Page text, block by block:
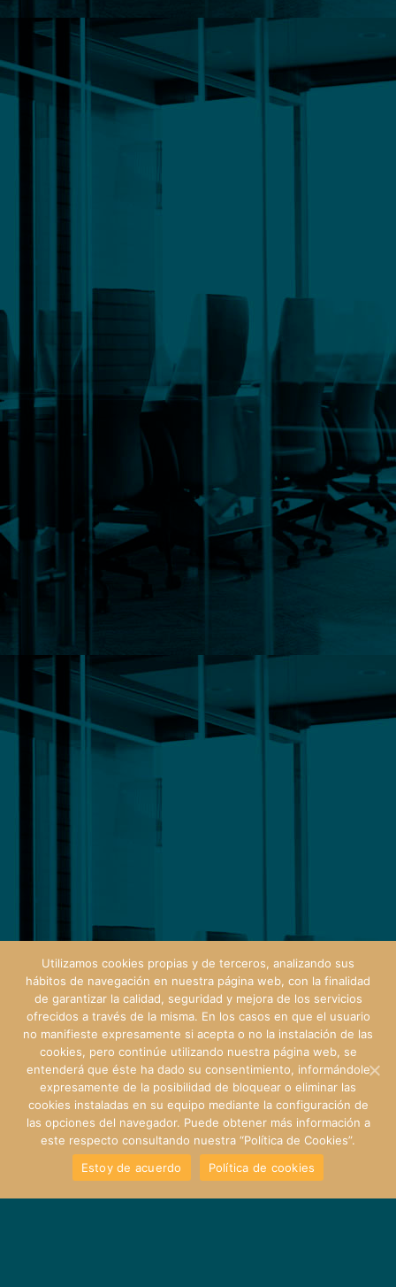
Utilizamos cookies propias y de terceros, analizando sus
hábitos de navegación en nuestra página web, con la finalidad
de garantizar la calidad, seguridad y mejora de los servicios
ofrecidos a través de la misma. En los casos en que el usuario
no manifieste expresamente si acepta o no la instalación de las
cookies, pero continúe utilizando nuestra página web, se
entenderá que éste ha dado su consentimiento, informándole
expresamente de la posibilidad de bloquear o eliminar las
cookies instaladas en su equipo mediante la configuración de
las opciones del navegador. Puede obtener más información a
este respecto consultando nuestra “Política de Cookies”.
Estoy de acuerdo
Política de cookies